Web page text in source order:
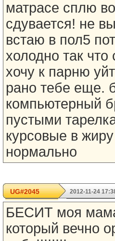
матрасе сплю
сдувается! не
встаю в пол5
холодно так что
хочу к парню
рано тебе еще.
компьютерный
пустыми
курсовые в
нормально
UG#2045 2012-11-24
БЕСИТ моя
который вечно